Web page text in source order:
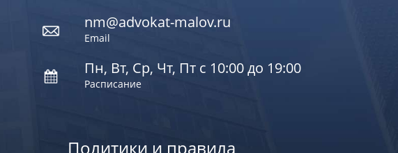
nm@advokat-malov.ru
Email
Пн, Вт, Ср, Чт, Пт с 10:00 до 19:00
Расписание
Политики и правила